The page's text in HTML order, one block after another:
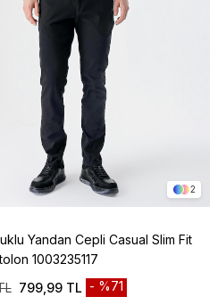
2
Yandan Cepli Casual Slim Fit
1003235117
799,99 TL %71